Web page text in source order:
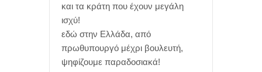
και τα κράτη που έχουν μεγάλη
ισχύ!
εδώ στην Ελλάδα, από
πρωθυπουργό μέχρι βουλευτή,
ψηφίζουμε παραδοσιακά!